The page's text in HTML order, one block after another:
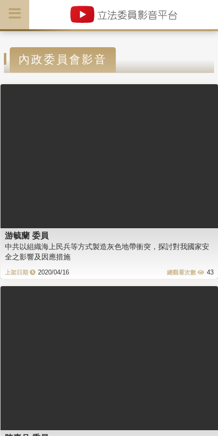
內政委員會影音
游毓蘭 委員
中共以組織海上民兵等方式製造灰色地帶衝突，探討對我國家安
全之影響及因應措施
2020/04/16 43